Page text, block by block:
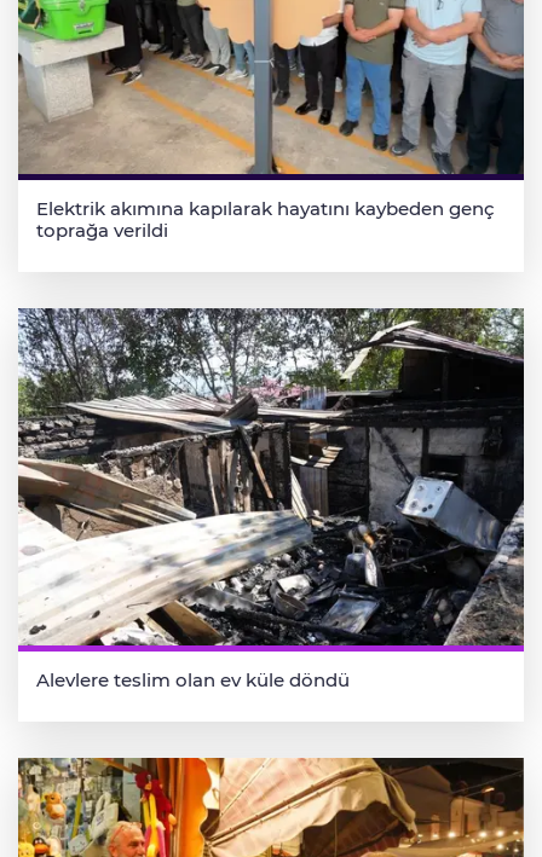
Elektrik akımına kapılarak hayatını kaybeden genç
toprağa verildi
Alevlere teslim olan ev küle döndü